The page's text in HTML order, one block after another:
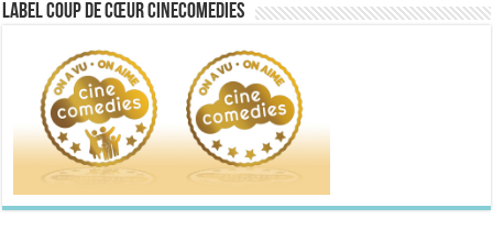
Label Coup de Cœur CineComedies